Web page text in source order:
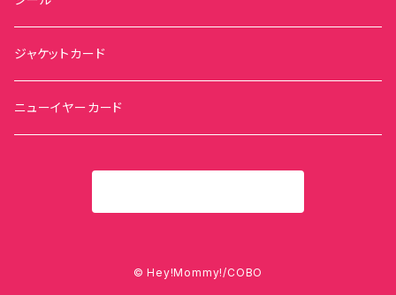
ジャケットカード
ニューイヤーカード
© Hey!Mommy!/COBO